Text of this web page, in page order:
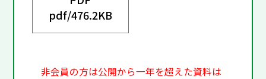
pdf/476.2KB
非会員の方は公開から一年を超えた資料は